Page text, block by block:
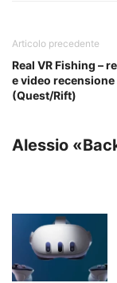
Articolo precedente
Real VR Fishing –
e video recensione
(Quest/Rift)
Alessio